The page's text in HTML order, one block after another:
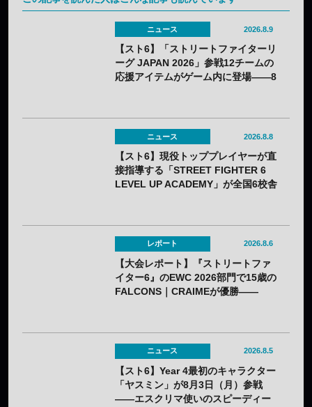
ニュース 2026.8.9
【スト6】「ストリートファイターリ
ーグ JAPAN 2026」参戦12チームの
応援アイテムがゲーム内に登場——8
ニュース 2026.8.8
【スト6】現役トッププレイヤーが直
接指導する「STREET FIGHTER 6
LEVEL UP ACADEMY」が全国6校舎
レポート 2026.8.6
【大会レポート】『ストリートファ
イター6』のEWC 2026部門で15歳の
FALCONS｜CRAIMEが優勝——
ニュース 2026.8.5
【スト6】Year 4最初のキャラクター
「ヤスミン」が8月3日（月）参戦
——エスクリマ使いのスピーディー